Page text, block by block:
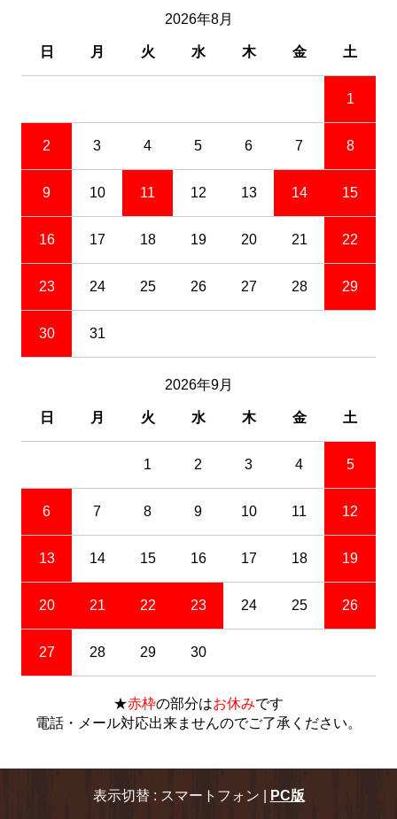
2026年8月
日 月 火 水 木 金 土
1
2 3 4 5 6 7 8
9 10 11 12 13 14 15
16 17 18 19 20 21 22
23 24 25 26 27 28 29
30 31
2026年9月
日 月 火 水 木 金 土
1 2 3 4 5
6 7 8 9 10 11 12
13 14 15 16 17 18 19
20 21 22 23 24 25 26
27 28 29 30
★赤枠の部分はお休みです
電話・メール対応出来ませんのでご了承ください。
表示切替 : スマートフォン | PC版